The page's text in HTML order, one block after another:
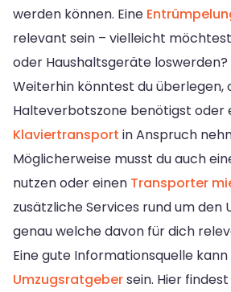
werden können. Eine
relevant sein – vielleicht
oder Haushaltsgeräte loswerden?
Weiterhin könntest du überlegen,
Halteverbotszone benötigst oder
Klaviertransport in Anspruch
Möglicherweise musst du auch
nutzen oder einen Transporter
zusätzliche Services rund um den
genau welche davon für dich
Eine gute Informationsquelle kann
Umzugsratgebersein. Hier